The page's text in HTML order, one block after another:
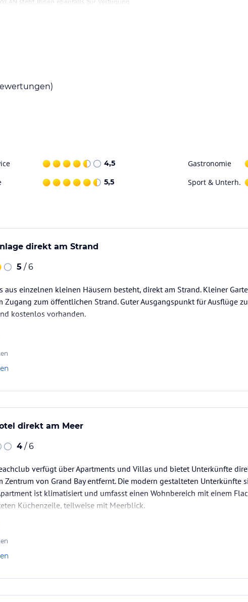
Tagen abkühlen können. In der Umgebung
Kajakfahren ausprobieren. Darüber hinaus
von Mauritius zu erkunden.
Gewähr. Bitte lies vor der Buchung die
4,5 Gastronomie
5,5 Sport & Unterh.
direkt am Strand
5 / 6
aus einzelnen kleinen Häusern besteht, direkt am Strand. Kleiner
Zugang zum öffentlichen Strand. Guter Ausgangspunkt für Ausflüge
kostenlos vorhanden.
direkt am Meer
4 / 6
verfügt über Apartments und Villas und bietet Unterkünfte
Zentrum von Grand Bay entfernt. Die modern gestalteten Unterkünfte
ist klimatisiert und umfasst einen Wohnbereich mit einem
Küchenzeile, teilweise mit Meerblick.